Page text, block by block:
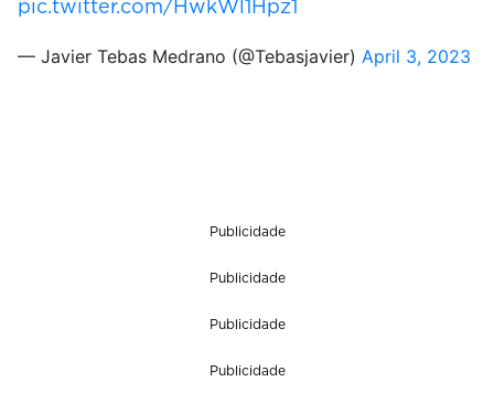
pic.twitter.com/HwkWl1Hpz1
— Javier Tebas Medrano (@Tebasjavier) April 3, 2023
Publicidade
Publicidade
Publicidade
Publicidade